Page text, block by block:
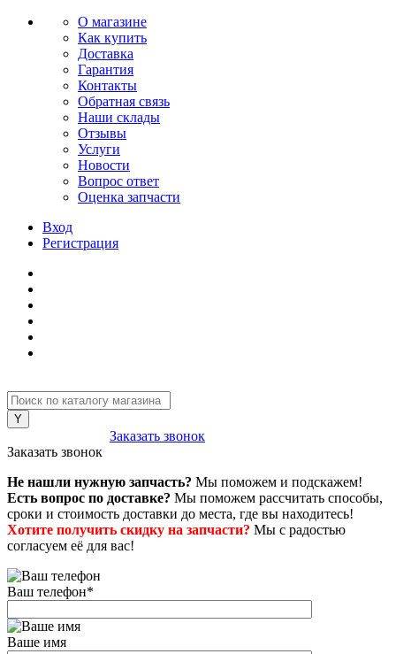
О магазине
Как купить
Доставка
Гарантия
Контакты
Обратная связь
Наши склады
Отзывы
Услуги
Новости
Вопрос ответ
Оценка запчасти
Вход
Регистрация
Заказать звонок
Заказать звонок
Не нашли нужную запчасть? Мы поможем и подскажем!
Есть вопрос по доставке? Мы поможем рассчитать способы,
сроки и стоимость доставки до места, где вы находитесь!
Хотите получить скидку на запчасти? Мы с радостью
согласуем её для вас!
Ваш телефон*
Ваше имя